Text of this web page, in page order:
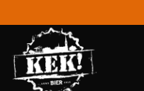
naar
inhoud